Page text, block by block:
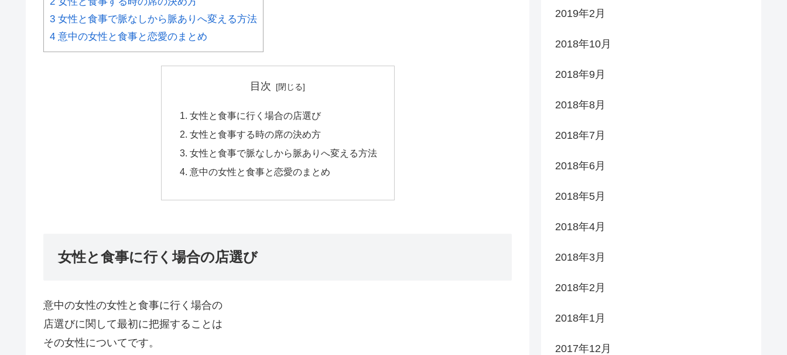
3 女性と食事で脈なしから脈ありへ変える方法
4 意中の女性と食事と恋愛のまとめ
目次
女性と食事に行く場合の店選び
女性と食事する時の席の決め方
女性と食事で脈なしから脈ありへ変える方法
意中の女性と食事と恋愛のまとめ
女性と食事に行く場合の店選び
意中の女性の女性と食事に行く場合の
店選びに関して最初に把握することは
その女性についてです。
2019年2月
2018年10月
2018年9月
2018年8月
2018年7月
2018年6月
2018年5月
2018年4月
2018年3月
2018年2月
2018年1月
2017年12月